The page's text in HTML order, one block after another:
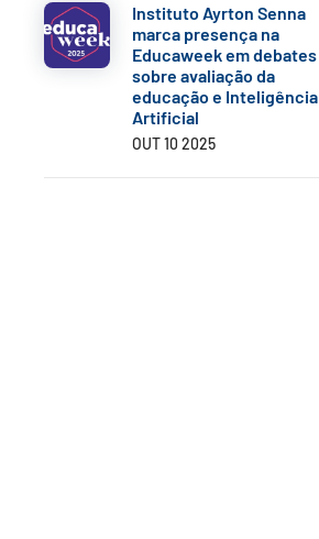
Instituto Ayrton Senna
marca presença na
Educaweek em debates
sobre avaliação da
educação e Inteligência
Artificial
OUT 10 2025